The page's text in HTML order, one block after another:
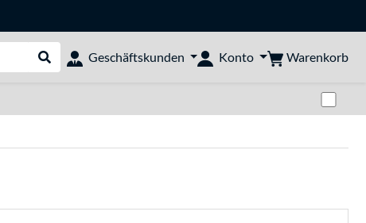
Suche durchführen
Geschäftskunden Konto Warenkorb